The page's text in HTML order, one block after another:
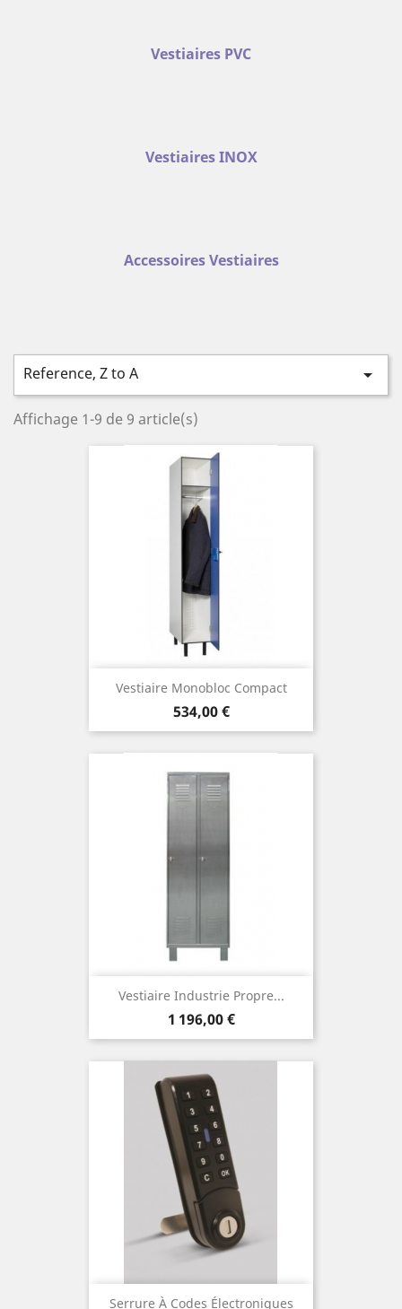
Vestiaires PVC
Vestiaires INOX
Accessoires Vestiaires
Reference, Z to A 
Affichage 1-9 de 9 article(s)
Vestiaire Monobloc Compact
Prix
534,00 €
Vestiaire Industrie Propre...
Prix
1 196,00 €
Serrure À Codes Électroniques